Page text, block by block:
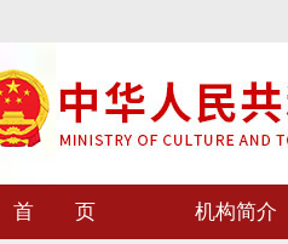
首 页 机构简介